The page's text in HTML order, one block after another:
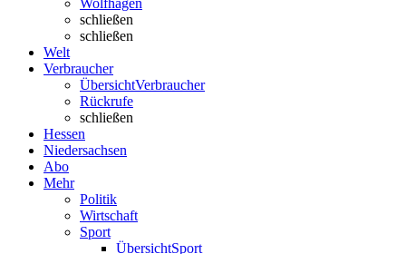
Wolfhagen
schließen
schließen
Welt
Verbraucher
ÜbersichtVerbraucher
Rückrufe
schließen
Hessen
Niedersachsen
Abo
Mehr
Politik
Wirtschaft
Sport
ÜbersichtSport